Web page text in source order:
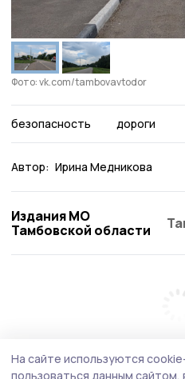
Фото: vk.com/tambovavtodor
безопасность дороги
Автор: Ирина Медникова
Издания МО
Тамбовской области
На сайте используются
пользоваться данным